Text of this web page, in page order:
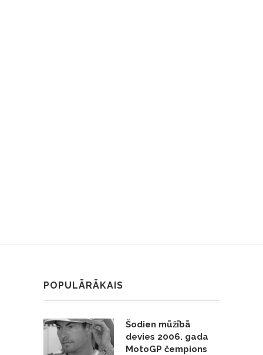
POPULĀRĀKAIS
Šodien mūžībā
devies 2006. gada
MotoGP čempions